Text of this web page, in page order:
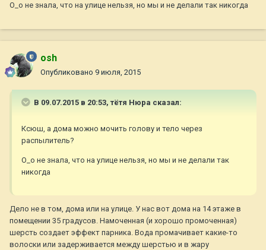
О_о не знала, что на улице нельзя, но мы и не делали так никогда
osh
Опубликовано 9 июля, 2015
В 09.07.2015 в 20:53, тётя Нюра сказал:
Ксюш, а дома можно мочить голову и тело через
распылитель?
О_о не знала, что на улице нельзя, но мы и не делали так
никогда
Дело не в том, дома или на улице. У нас вот дома на 14 этаже в
помещении 35 градусов. Намоченная (и хорошо промоченная)
шерсть создает эффект парника. Вода промачивает какие-то
волоски или задерживается между шерстью и в жару